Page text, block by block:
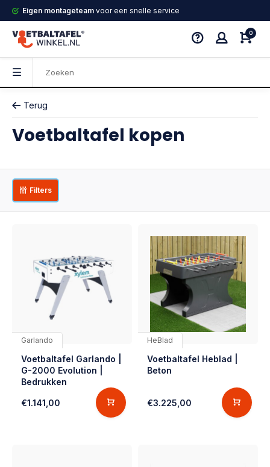
Eigen montageteam voor een snelle service
0
Terug
Voetbaltafel kopen
Filters
Garlando
Voetbaltafel Garlando |
G-2000 Evolution |
Bedrukken
€1.141,00
HeBlad
Voetbaltafel Heblad |
Beton
€3.225,00